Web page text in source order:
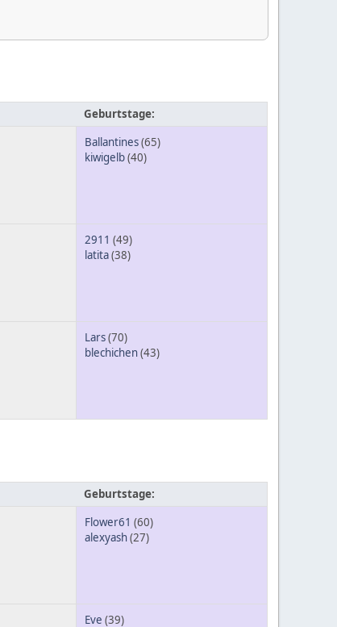
Geburtstage:
Ballantines(65)
kiwigelb(40)
2911 (49)
latita(38)
Lars(70)
blechichen(43)
Geburtstage:
Flower61 (60)
alexyash(27)
Eve (39)